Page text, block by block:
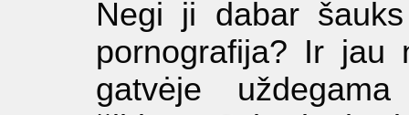
Negi ji dabar
pornografija? Ir jau
gatvėje